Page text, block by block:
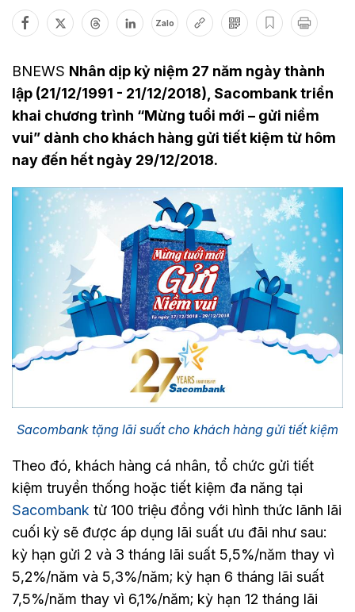
Zalo
BNEWS Nhân dịp kỷ niệm 27 năm ngày thành
lập (21/12/1991 - 21/12/2018), Sacombank triển
khai chương trình “Mừng tuổi mới – gửi niềm
vui” dành cho khách hàng gửi tiết kiệm từ hôm
nay đến hết ngày 29/12/2018.
Sacombank tặng lãi suất cho khách hàng gửi tiết kiệm
Theo đó, khách hàng cá nhân, tổ chức gửi tiết
kiệm truyền thống hoặc tiết kiệm đa năng tại
Sacombank từ 100 triệu đồng với hình thức lãnh lãi
cuối kỳ sẽ được áp dụng lãi suất ưu đãi như sau:
kỳ hạn gửi 2 và 3 tháng lãi suất 5,5%/năm thay vì
5,2%/năm và 5,3%/năm; kỳ hạn 6 tháng lãi suất
7,5%/năm thay vì 6,1%/năm; kỳ hạn 12 tháng lãi